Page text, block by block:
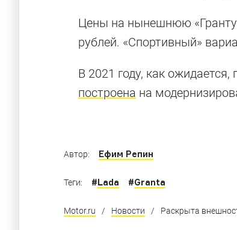
Цены на нынешнюю
рублей. «Спортивный»
В 2021 году, как
построена на
11 очень
с
Самые дешевые автомобили с
Автор: Ефим Репин
Теги: #Lada #Granta
Motor.ru / Новости / Раскрыта